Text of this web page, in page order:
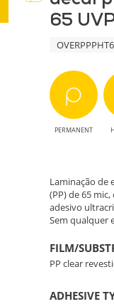
65
PERMANENT
Laminação de
(PP) de 65
adesivo
Sem qualquer
FILM/
PP clear
ADHESIVE
-
Proteção
Eficaz
para